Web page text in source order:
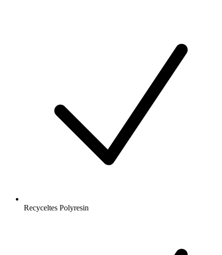
Recyceltes Polyresin